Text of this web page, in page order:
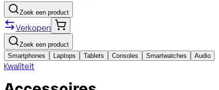
Zoek een product
Verkopen
Zoek een product
Smartphones
Laptops Tablets Consoles Smartwatches Audio
Kwaliteit